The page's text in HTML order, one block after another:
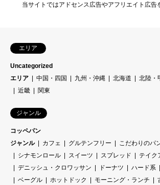
当サイトではアドセンス広告やアフリエイト広告
エリア
Uncategorized
エリア
中国・四国 九州・沖縄 北海道 北陸・
近畿
関東
ジャンル
コッペパン
ジャンル
カフェ グルテンフリー こだわりのパ
シナモンロール
スイーツ スプレッド
テイク
デニッシュ・クロワッサン
ドーナツ ハード系
ベーグル
ホットドック モーニング・ランチ